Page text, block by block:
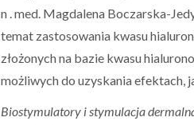
n . med. Magdalena Boczarska-
temat zastosowania kwasu
złożonych na bazie kwasu
możliwych do uzyskania efektach,
Biostymulatory i stymulacja